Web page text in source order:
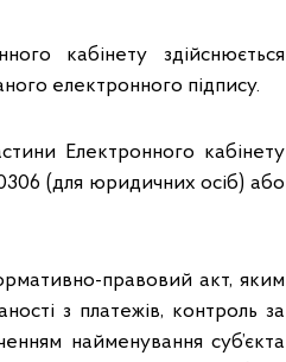
кабінету здійснюється
електронного підпису.
Електронного кабінету
(для юридичних осіб) або
правовий акт, яким
з платежів, контроль за
найменування суб’єкта